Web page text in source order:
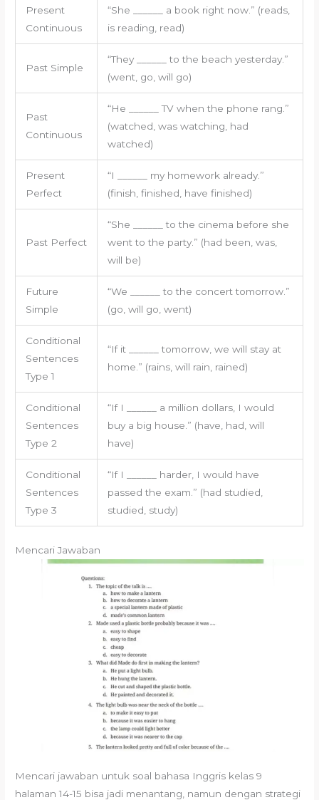
Present
Continuous
“She ______ a book right now.” (reads,
is reading, read)
Past Simple
“They ______ to the beach yesterday.”
(went, go, will go)
Past
Continuous
“He ______ TV when the phone rang.”
(watched, was watching, had
watched)
Present
Perfect
“I ______ my homework already.”
(finish, finished, have finished)
Past Perfect
“She ______ to the cinema before she
went to the party.” (had been, was,
will be)
Future
Simple
“We ______ to the concert tomorrow.”
(go, will go, went)
Conditional
Sentences
Type 1
“If it ______ tomorrow, we will stay at
home.” (rains, will rain, rained)
Conditional
Sentences
Type 2
“If I ______ a million dollars, I would
buy a big house.” (have, had, will
have)
Conditional
Sentences
Type 3
“If I ______ harder, I would have
passed the exam.” (had studied,
studied, study)
Mencari Jawaban
Mencari jawaban untuk soal bahasa Inggris kelas 9
halaman 14-15 bisa jadi menantang, namun dengan strategi